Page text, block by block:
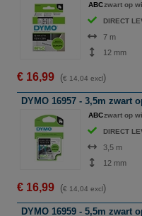
ABCzwart op
DIRECT
7 m
12 mm
€ 16,99 (€ 14,04 excl)
DYMO 16957 - 3,5m
ABCzwart op
DIRECT
3,5 m
12 mm
€ 16,99 (€ 14,04 excl)
DYMO 16959 - 5,5m zwart